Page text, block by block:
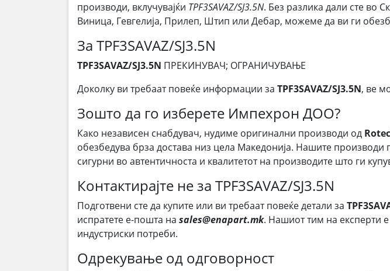
производи, вклучувајќи TPF3SAVAZ/SJ3.5N. Без разлика дали сте во
Виница, Гевгелија, Прилеп, Штип или Дебар, можеме да ви ги
За TPF3SAVAZ/SJ3.5N
TPF3SAVAZ/SJ3.5N ПРЕКИНУВАЧ; ОГРАНИЧУВАЊЕ
Доколку ви требаат повеќе информации за TPF3SAVAZ/SJ3.5N, ве
Зошто да го изберете Импехрон ДОО?
Како независен снабдувач, нудиме оригинални производи од
обезбедува брза достава низ цела Македонија. Нашите
сигурни во автентичноста и квалитетот на производите што ги
Контактирајте не за TPF3SAVAZ/SJ3.5N
Подготвени сте да купите или ви требаат повеќе детали за
испратете е-пошта на sales@enapart.mk. Нашиот тим на експерти
индустриски потреби.
Одрекување од одговорност